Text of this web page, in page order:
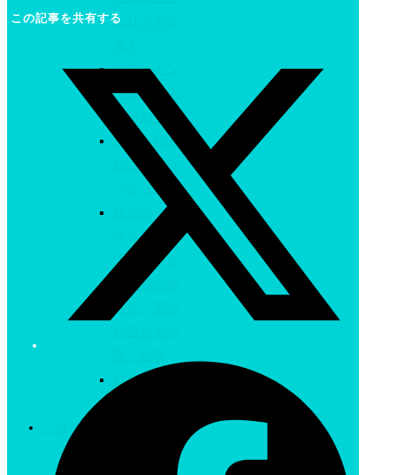
エリアを歩
コワーキン
グスペース
を使おう!
札幌に行く
なら絶対食
べよう!
観光ガイド
マップが貰
えるホテル
緊急時の連
絡先・英語
おたる水族
ショッピング
札幌ショッピング
この記事を共有する